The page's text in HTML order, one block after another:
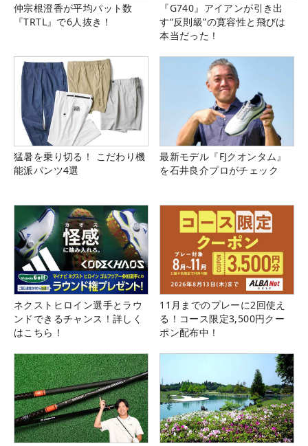
仲宗根澄香が平均パット数
『TRTL』で6人抜き！
『G740』アイアンが引き出
す“反則級”の寛容性と飛びは
本当だった！
猛暑を乗り切る！ こだわり機
能派パンツ4選
最新モデル『FJクオンタム』
を石井良介プロがチェック
ネクストヒロイン選手とラウ
ンドできるチャンス！詳しく
はこちら！
11月までのプレーに2回使え
る！コース限定3,500円クー
ポン配布中！